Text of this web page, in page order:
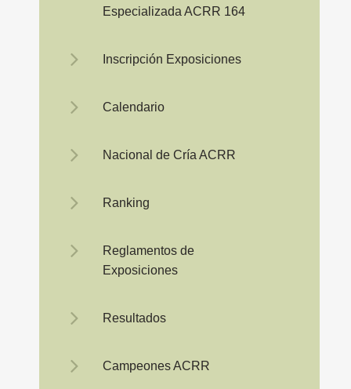
Especializada ACRR 164
Inscripción Exposiciones
Calendario
Nacional de Cría ACRR
Ranking
Reglamentos de
Exposiciones
Resultados
Campeones ACRR